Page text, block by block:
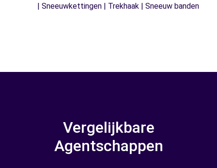
| Sneeuwkettingen | Trekhaak | Sneeuw banden
Vergelijkbare
Agentschappen